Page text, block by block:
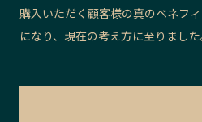
購入いただく顧客様の真のベネフ
になり、現在の考え方に至りました